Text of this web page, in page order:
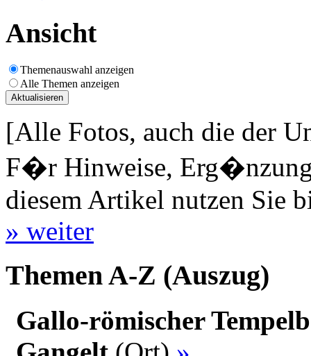
Ansicht
Themenauswahl anzeigen
Alle Themen anzeigen
[Alle Fotos, auch die der
F�r Hinweise,
diesem Artikel nutzen Sie
» weiter
Themen A-Z (Auszug)
Gallo-römischer